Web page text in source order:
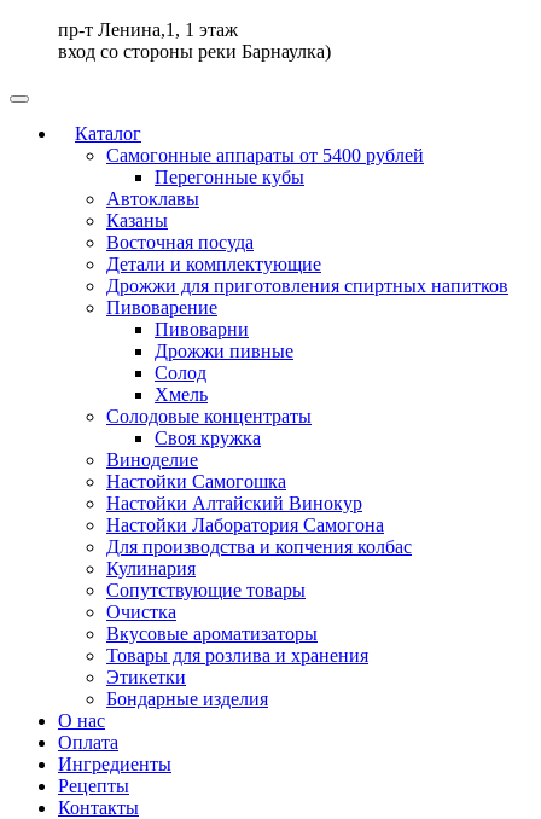
пр-т Ленина,1, 1 этаж
вход со стороны реки Барнаулка)
Каталог
Самогонные аппараты от 5400 рублей
Перегонные кубы
Автоклавы
Казаны
Восточная посуда
Детали и комплектующие
Дрожжи для приготовления спиртных напитков
Пивоварение
Пивоварни
Дрожжи пивные
Солод
Хмель
Солодовые концентраты
Своя кружка
Виноделие
Настойки Самогошка
Настойки Алтайский Винокур
Настойки Лаборатория Самогона
Для производства и копчения колбас
Кулинария
Сопутствующие товары
Очистка
Вкусовые ароматизаторы
Товары для розлива и хранения
Этикетки
Бондарные изделия
О нас
Оплата
Ингредиенты
Рецепты
Контакты